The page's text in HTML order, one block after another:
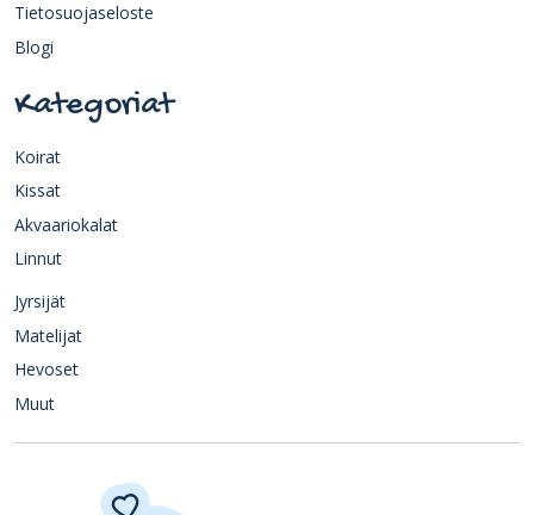
Tietosuojaseloste
Blogi
Kategoriat
Koirat
Kissat
Akvaariokalat
Linnut
Jyrsijät
Matelijat
Hevoset
Muut